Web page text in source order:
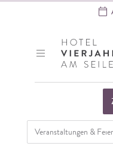
Hotel
Veranstaltungen &